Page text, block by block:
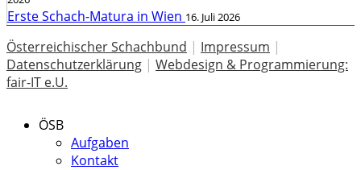
Erste Schach-Matura in Wien 16. Juli 2026
Österreichischer Schachbund | Impressum |
Datenschutzerklärung | Webdesign & Programmierung:
fair-IT e.U.
ÖSB
Aufgaben
Kontakt